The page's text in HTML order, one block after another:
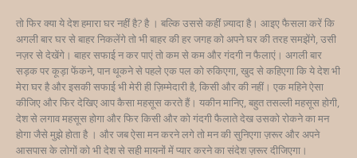
तो फिर क्या ये देश हमारा घर नहीं है? है । बल्कि उससे कहीं ज़्यादा है। आइए फैसला करें कि
अगली बार घर से बाहर निकलेंगे तो भी बाहर की हर जगह को अपने घर की तरह समझेंगे, उसी
नज़र से देखेंगे। बाहर सफाई न कर पाएं तो कम से कम और गंदगी न फैलाएं। अगली बार
सड़क पर कूड़ा फेंकने, पान थूकने से पहले एक पल को रुकिएगा, खुद से कहिएगा कि ये देश भी
मेरा घर है और इसकी सफाई भी मेरी ही ज़िम्मेदारी है, किसी और की नहीं। एक महिने ऐसा
कीजिए और फिर देखिए आप कैसा महसूस करते हैं। यकीन मानिए, बहुत तसल्ली महसूस होगी,
देश से लगाव महसूस होगा और फिर किसी और को गंदगी फैलाते देख उसको रोकने का मन
होगा जैसे मुझे होता है । और जब ऐसा मन करने लगे तो मन की सुनिएगा ज़रूर और अपने
आसपास के लोगों को भी देश से सही मायनों में प्यार करने का संदेश ज़रूर दीजिएगा।